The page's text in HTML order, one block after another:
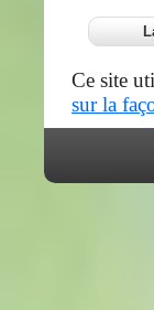
Ce site
sur la